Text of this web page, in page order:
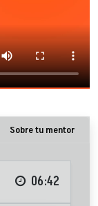
Sobre tu mentor
06:42